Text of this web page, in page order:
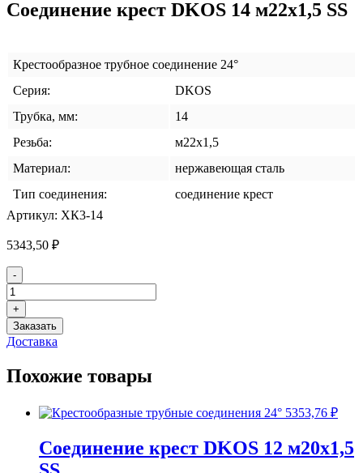
Соединение крест DKOS 14 м22х1,5 SS
Крестообразное трубное соединение 24°
Серия:
DKOS
Трубка, мм:
14
Резьба:
м22х1,5
Материал:
нержавеющая сталь
Тип соединения:
cоединение крест
Артикул: XК3-14
5343,50 ₽
Количество
товара
Соединение
крест
DKOS
14
SS
-
+
Заказать
Доставка
Похожие товары
5353,76 ₽
Соединение крест DKOS 12 м20х1,5